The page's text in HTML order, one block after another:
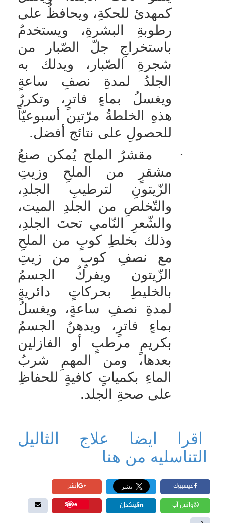
كمهدئ للحكةِ، ويحافظُ على
رطوبةِ البشرةِ، ويستخدمُ
باستخراجِ جلّ الصّبار من
شجرةِ الصّبار، ويدلك به
الجلدُ لمدةِ نصفِ ساعةٍ
ويغسلُ بماءٍ فاترٍ، وتكررُ
هذهِ الخلطةُ مرّتين أسبوعيّاً
للحصولِ على نتائج أفضل.
·
مقشرُ الملح يُمكن صنعُ
مشقرٍ من الملحِ وزيتِ
الزّيتونِ لترطيبِ الجلدِ،
والتّخلصِ من الجلدِ الميت،
والشّعرِ النّامي تحتَ الجلدِ،
وذلك بخلطِ كوبٍ من الملحِ
مع نصفِ كوبٍ من زيتِ
الزّيتون ويفركُ الجسمُ
بالخليطِ بحركاتٍ دائريةٍ
لمدةِ نصفِ ساعةٍ، ويغسلُ
بماءٍ فاترٍ، ويدهنُ الجسمُ
بكريمٍ مرطبٍ أو الفازلين
بعدها، ومن المهمِ شربُ
الماءِ بكمياتٍ كافيةٍ للحفاظِ
على صحةِ الجلد.
اقرا ايضا علاج الثاليل
التناسليه من هنا
فيسبوك أنشر
واتس آب لينكدإن Save